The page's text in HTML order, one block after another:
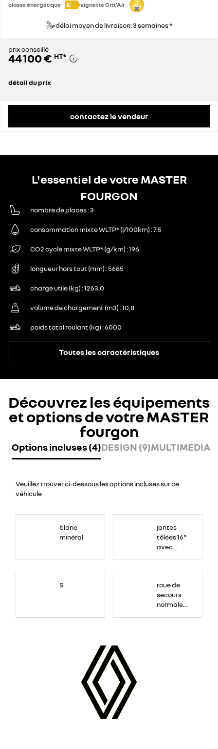
classe énergétique E vignette Crit'Air
délai moyen de livraison: 3 semaines *
prix conseillé
44 100 € HT*
détail du prix
contactez le vendeur
L'essentiel de votre MASTER
FOURGON
nombre de places 3
consommation mixte WLTP* (l/100km) 7.5
CO2 cycle mixte WLTP* (g/km) 196
longueur hors tout (mm) 5685
charge utile (kg) 1263.0
volume de chargement (m3) 10,8
poids total roulant (kg) 6000
Toutes les caractéristiques
Découvrez les équipements
et options de votre MASTER
fourgon
Options incluses (4)DESIGN (9)MULTIMEDIA
Veuillez trouver ci-dessous les options incluses sur ce
véhicule
blanc
minéral
jantes
tôlées 16"
avec
S
roue de
secours
normale